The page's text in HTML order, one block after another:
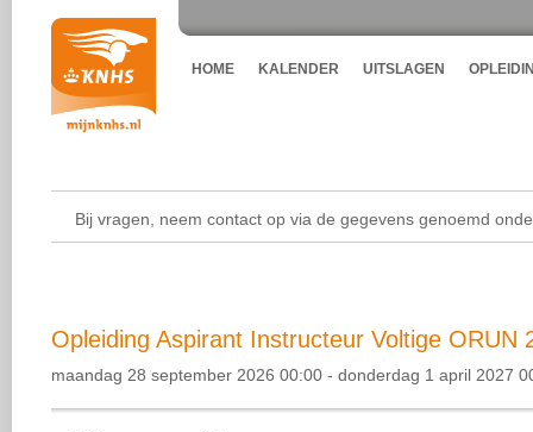
HOME KALENDER UITSLAGEN
Bij vragen, neem contact op via de gegevens genoemd
Opleiding Aspirant Instructeur Voltige ORUN
maandag 28 september 2026 00:00 - donderdag 1 april 2027